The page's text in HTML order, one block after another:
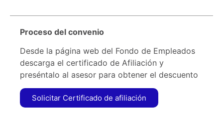
Proceso del convenio
Desde la página web del Fondo de Empleados
descarga el certificado de Afiliación y
preséntalo al asesor para obtener el descuento
Solicitar Certificado de afiliación